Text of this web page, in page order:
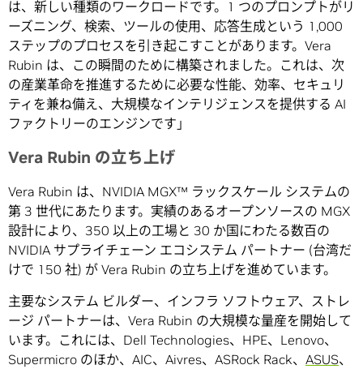
は、新しい種類のワークロードです。1 つのプロンプトがリ
ーズニング、検索、ツールの使用、応答生成という 1,000
ステップのプロセスを引き起こすことがあります。Vera
Rubin は、この瞬間のために構築されました。これは、次
の産業革命を推進するために必要な性能、効率、セキュリ
ティを兼ね備え、大規模なインテリジェンスを提供する AI
ファクトリーのエンジンです」
Vera Rubin の立ち上げ
Vera Rubin は、NVIDIA MGX™ ラックスケール システムの
第 3 世代にあたります。実績のあるオープンソースの MGX
設計により、350 以上の工場と 30 か国にわたる数百の
NVIDIA サプライチェーン エコシステム パートナー (台湾だ
けで 150 社) が Vera Rubin の立ち上げを進めています。
主要なシステム ビルダー、インフラ ソフトウェア、ストレ
ージ パートナーは、Vera Rubin の大規模な量産を開始して
います。これには、Dell Technologies、HPE、Lenovo、
Supermicro のほか、AIC、Aivres、ASRock Rack、 ASUS、